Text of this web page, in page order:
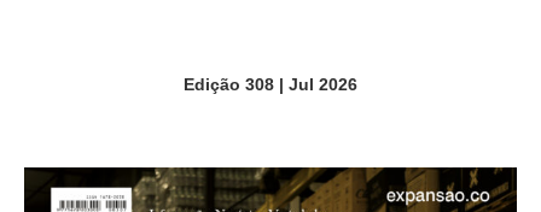
Edição 308 | Jul 2026